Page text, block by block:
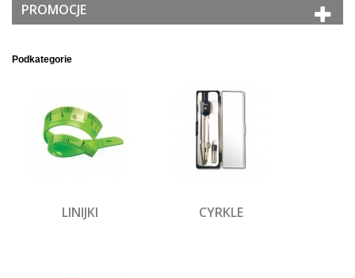
PROMOCJE
Podkategorie
LINIJKI CYRKLE